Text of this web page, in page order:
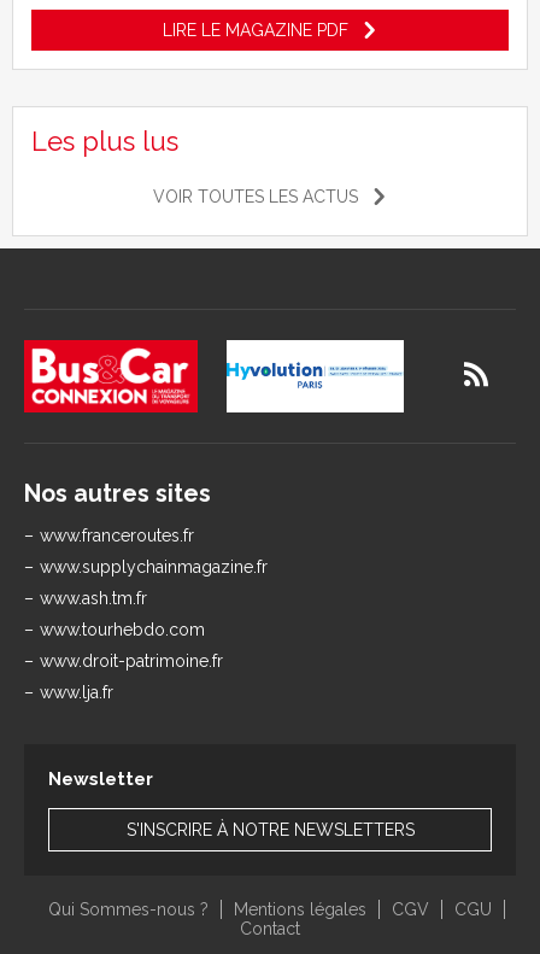
LIRE LE MAGAZINE PDF
Les plus lus
VOIR TOUTES LES ACTUS
Nos autres sites
www.franceroutes.fr
www.supplychainmagazine.fr
www.ash.tm.fr
www.tourhebdo.com
www.droit-patrimoine.fr
www.lja.fr
Newsletter
S'INSCRIRE À NOTRE NEWSLETTERS
Qui Sommes-nous ? Mentions légales CGV
CGU
Contact